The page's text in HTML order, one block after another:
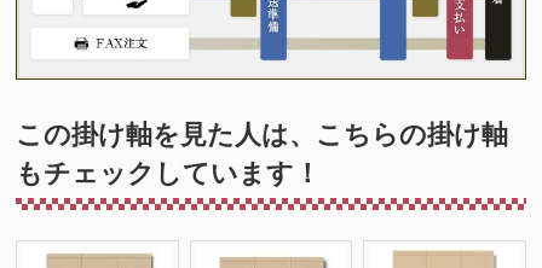
この掛け軸を見た人は、こちらの掛け軸
もチェックしています！